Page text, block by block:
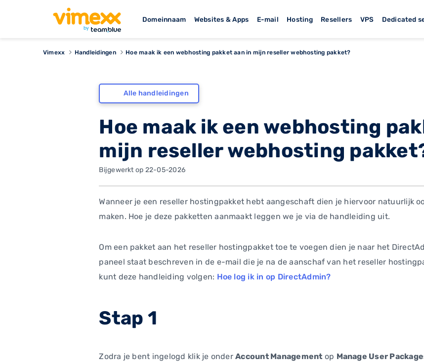
Domeinnaam Websites & Apps E-mail Hosting Resellers VPS Dedicated
Vimexx Handleidingen Hoe maak ik een webhosting pakket aan in mijn reseller webhosting pakket?
Alle handleidingen
Hoe maak ik een webhosting
mijn reseller webhosting
Bijgewerkt op 22-05-2026
Wanneer je een reseller hostingpakket hebt aangeschaft dien je hiervoor natuurlijk
maken. Hoe je deze pakketten aanmaakt leggen we je via de handleiding uit.
Om een pakket aan het reseller hostingpakket toe te voegen dien je naar het
paneel staat beschreven in de e-mail die je na de aanschaf van het reseller
kunt deze handleiding volgen: Hoe log ik in op DirectAdmin?
Stap 1
Zodra je bent ingelogd klik je onderAccount Management op Manage User